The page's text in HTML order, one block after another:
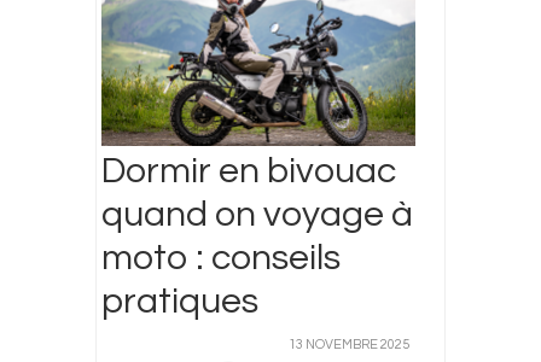
Dormir en bivouac
quand on voyage à
moto : conseils
pratiques
13 NOVEMBRE 2025